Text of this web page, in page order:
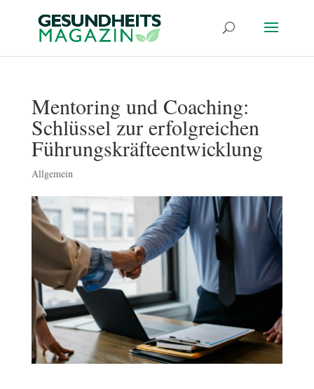
Mentoring und Coaching:
Schlüssel zur erfolgreichen
Führungskräfteentwicklung
Allgemein